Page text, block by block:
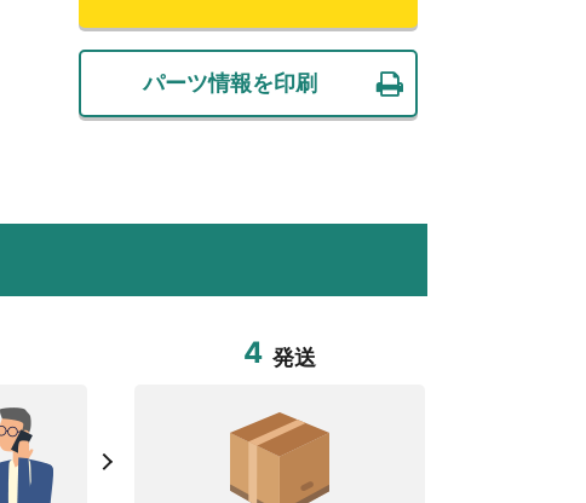
パーツ情報を印刷
4 発送